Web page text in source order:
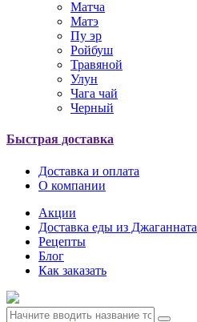
Матча
Матэ
Пу эр
Ройбуш
Травяной
Улун
Чага чай
Черный
Быстрая доставка
Доставка и оплата
О компании
Акции
Доставка еды из Джаганната
Рецепты
Блог
Как заказать